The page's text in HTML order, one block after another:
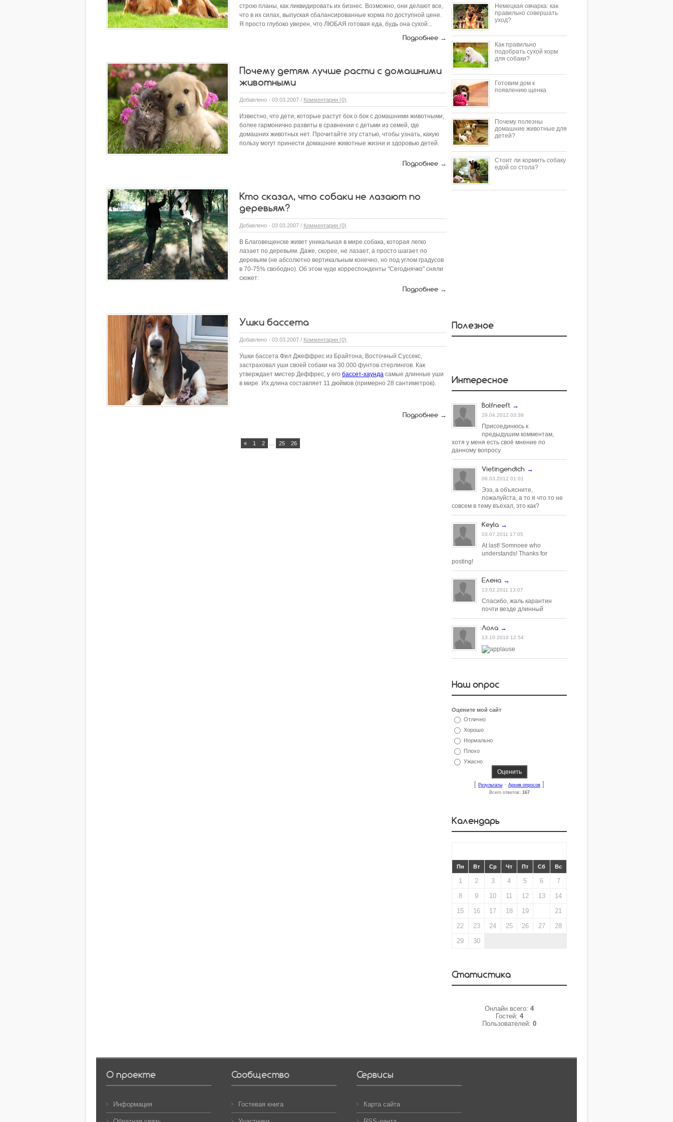
строю планы, как ликвидировать их бизнес. Возможно, они делают все,
что в их силах, выпуская сбалансированные корма по доступной цене.
Я просто глубоко уверен, что ЛЮБАЯ готовая еда, будь она сухой...
Подробнее →
Почему детям лучше расти с домашними
животными
Добавлено - 03.03.2007 / Комментарии (0)
Известно, что дети, которые растут бок о бок с домашними животными,
более гармонично развиты в сравнении с детьми из семей, где
домашних животных нет. Прочитайте эту статью, чтобы узнать, какую
пользу могут принести домашние животные жизни и здоровью детей.
Подробнее →
Кто сказал, что собаки не лазают по
деревьям?
Добавлено - 03.03.2007 / Комментарии (0)
В Благовещенске живет уникальная в мире собака, которая легко
лазает по деревьям. Даже, скорее, не лазает, а просто шагает по
деревьям (не абсолютно вертикальным конечно, но под углом градусов
в 70-75% свободно). Об этом чуде корреспонденты "Сегоднячко" сняли
сюжет:
Подробнее →
Ушки бассета
Добавлено - 03.03.2007 / Комментарии (0)
Ушки бассета Фил Джеффрес из Брайтона, Восточный Суссекс,
застраховал уши своей собаки на 30.000 фунтов стерлингов. Как
утверждает мистер Деффрес, у его бассет-хаунда самые длинные уши
в мире. Их длина составляет 11 дюймов (примерно 28 сантиметров).
Подробнее →
« 1 2 ... 25 26
Немецкая овчарка: как
правильно совершать
уход?
Как правильно
подобрать сухой корм
для собаки?
Готовим дом к
появлению щенка
Почему полезны
домашние животные для
детей?
Стоит ли кормить собаку
едой со стола?
Полезное
Интересное
Bolfneeft →
29.04.2012 03:38
Присоединюсь к
предыдушим комментам,
хотя у меня есть своё мнение по
данному вопросу
Vietingendich →
06.03.2012 01:01
Эээ, а объясните,
пожалуйста, а то я что то не
совсем в тему въехал, это как?
Keyla →
03.07.2011 17:05
At last! Somnoee who
understands! Thanks for
posting!
Елена →
13.02.2011 13:07
Спасибо, жаль карантин
почти везде длинный
Лола →
13.10.2010 12:54
Наш опрос
Оцените мой сайт
Отлично
Хорошо
Нормально
Плохо
Ужасно
[ Результаты · Архив опросов ]
Всего ответов: 167
Календарь
Пн Вт Ср Чт Пт Сб Вс
1 2 3 4 5 6
7
8
9 10 11 12 13
14
15
16 17 18 19
21
22
23 24 25 26 27
28
29
30
Статистика
Онлайн всего: 4
Гостей: 4
Пользователей: 0
О проекте
Информация
Сообщество
Гостевая книга
Сервисы
Карта сайта